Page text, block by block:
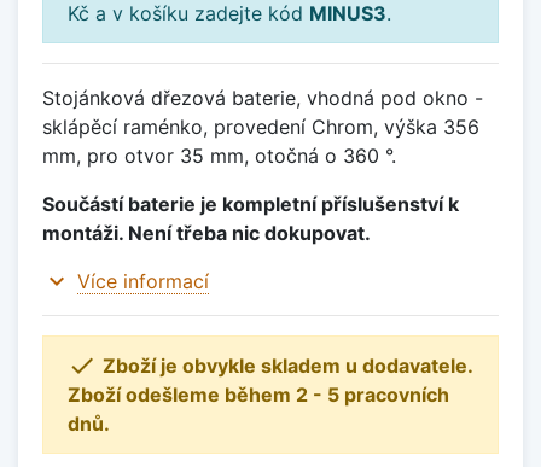
Kč a v košíku zadejte kód MINUS3.
Stojánková dřezová baterie, vhodná pod okno -
sklápěcí raménko, provedení Chrom, výška 356
mm, pro otvor 35 mm, otočná o 360 °.
Součástí baterie je kompletní příslušenství k
montáži. Není třeba nic dokupovat.
expand_more Více informací
 Zboží je obvykle skladem u dodavatele.
Zboží odešleme během 2 - 5 pracovních
dnů.